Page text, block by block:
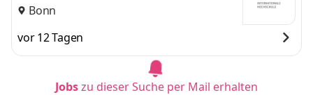
Bonn
vor 12 Tagen
Jobszu dieser Suche per Mail erhalten